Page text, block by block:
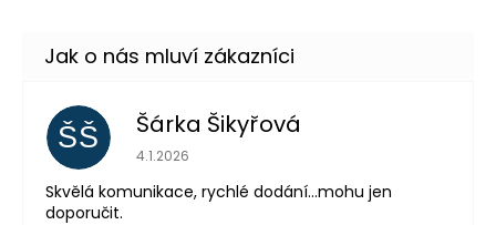
ŠŠ Šárka Šikyřová
Hodnocení obchodu je 5 z 5 hvězdiček.
4.1.2026
Skvělá komunikace, rychlé dodání...mohu jen
doporučit.